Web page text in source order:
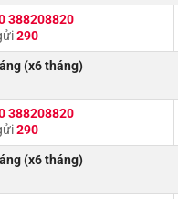
388208820
290
(x6 tháng)
388208820
290
(x6 tháng)